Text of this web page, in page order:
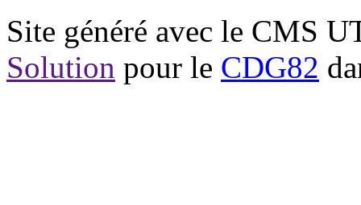
Site généré avec le CMS
Solution pour le CDG82